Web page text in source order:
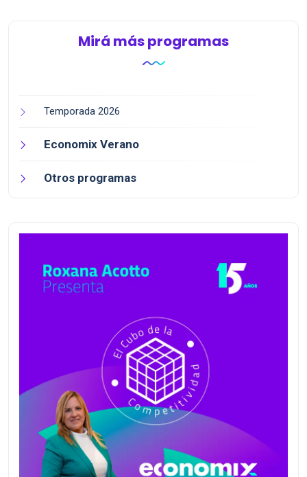
Mirá más programas
Temporada 2026
Economix Verano
Otros programas